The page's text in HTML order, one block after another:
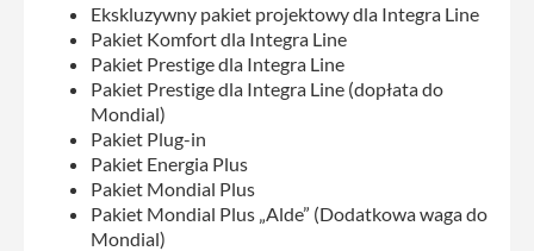
Ekskluzywny pakiet projektowy dla Integra Line
Pakiet Komfort dla Integra Line
Pakiet Prestige dla Integra Line
Pakiet Prestige dla Integra Line (dopłata do
Mondial)
Pakiet Plug-in
Pakiet Energia Plus
Pakiet Mondial Plus
Pakiet Mondial Plus „Alde” (Dodatkowa waga do
Mondial)